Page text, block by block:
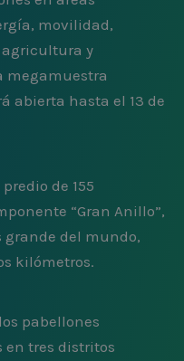
movilidad,
agricultura y
megamuestra
abierta hasta el 13 de
de 155
“Gran Anillo”,
del mundo,
kilómetros.
pabellones
en tres distritos